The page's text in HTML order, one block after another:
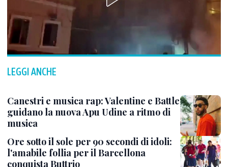
LEGGI ANCHE
Canestri e musica rap: Valentine e Battle
guidano la nuova Apu Udine a ritmo di
musica
Ore sotto il sole per 90 secondi di idoli:
l'amabile follia per il Barcellona
conquista Buttrio